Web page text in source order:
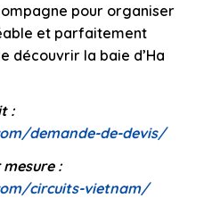
pour organiser
et parfaitement
découvrir la baie d’Ha
:
demande-de-devis/
:
circuits-vietnam/